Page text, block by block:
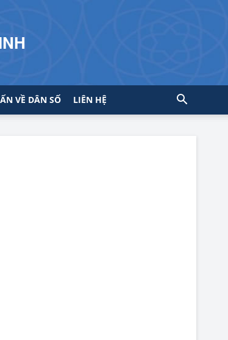
VỀ DÂN SỐ LIÊN HỆ